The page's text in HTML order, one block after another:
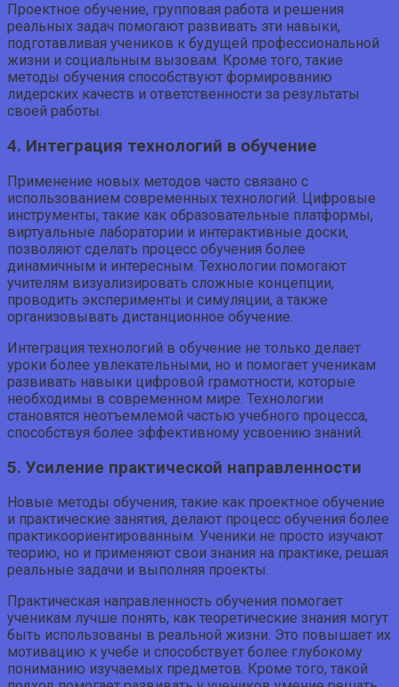
Проектное обучение, групповая работа и решения
реальных задач помогают развивать эти навыки,
подготавливая учеников к будущей профессиональной
жизни и социальным вызовам. Кроме того, такие
методы обучения способствуют формированию
лидерских качеств и ответственности за результаты
своей работы.
4. Интеграция технологий в обучение
Применение новых методов часто связано с
использованием современных технологий. Цифровые
инструменты, такие как образовательные платформы,
виртуальные лаборатории и интерактивные доски,
позволяют сделать процесс обучения более
динамичным и интересным. Технологии помогают
учителям визуализировать сложные концепции,
проводить эксперименты и симуляции, а также
организовывать дистанционное обучение.
Интеграция технологий в обучение не только делает
уроки более увлекательными, но и помогает ученикам
развивать навыки цифровой грамотности, которые
необходимы в современном мире. Технологии
становятся неотъемлемой частью учебного процесса,
способствуя более эффективному усвоению знаний.
5. Усиление практической направленности
Новые методы обучения, такие как проектное обучение
и практические занятия, делают процесс обучения более
практикоориентированным. Ученики не просто изучают
теорию, но и применяют свои знания на практике, решая
реальные задачи и выполняя проекты.
Практическая направленность обучения помогает
ученикам лучше понять, как теоретические знания могут
быть использованы в реальной жизни. Это повышает их
мотивацию к учебе и способствует более глубокому
пониманию изучаемых предметов. Кроме того, такой